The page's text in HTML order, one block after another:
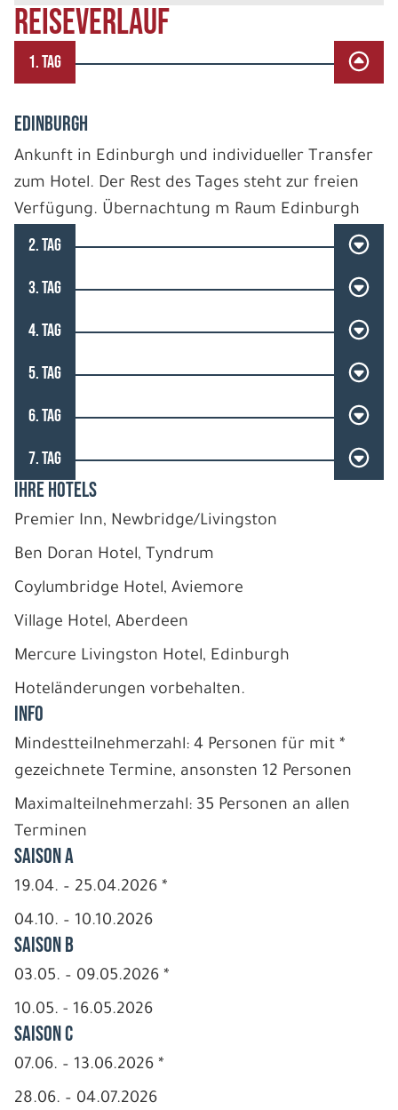
REISEVERLAUF
1. TAG
EDINBURGH
Ankunft in Edinburgh und individueller Transfer
zum Hotel. Der Rest des Tages steht zur freien
Verfügung. Übernachtung m Raum Edinburgh
2. TAG
3. TAG
4. TAG
5. TAG
6. TAG
7. TAG
IHRE HOTELS
Premier Inn, Newbridge/Livingston
Ben Doran Hotel, Tyndrum
Coylumbridge Hotel, Aviemore
Village Hotel, Aberdeen
Mercure Livingston Hotel, Edinburgh
Hoteländerungen vorbehalten.
INFO
Mindestteilnehmerzahl: 4 Personen für mit *
gezeichnete Termine, ansonsten 12 Personen
Maximalteilnehmerzahl: 35 Personen an allen
Terminen
Saison A
19.04. – 25.04.2026 *
04.10. – 10.10.2026
Saison B
03.05. – 09.05.2026 *
10.05. - 16.05.2026
Saison C
07.06. – 13.06.2026 *
28.06. – 04.07.2026